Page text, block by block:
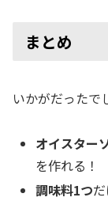
まとめ
いかがだったで
オイスター
を作れる！
調味料1つ